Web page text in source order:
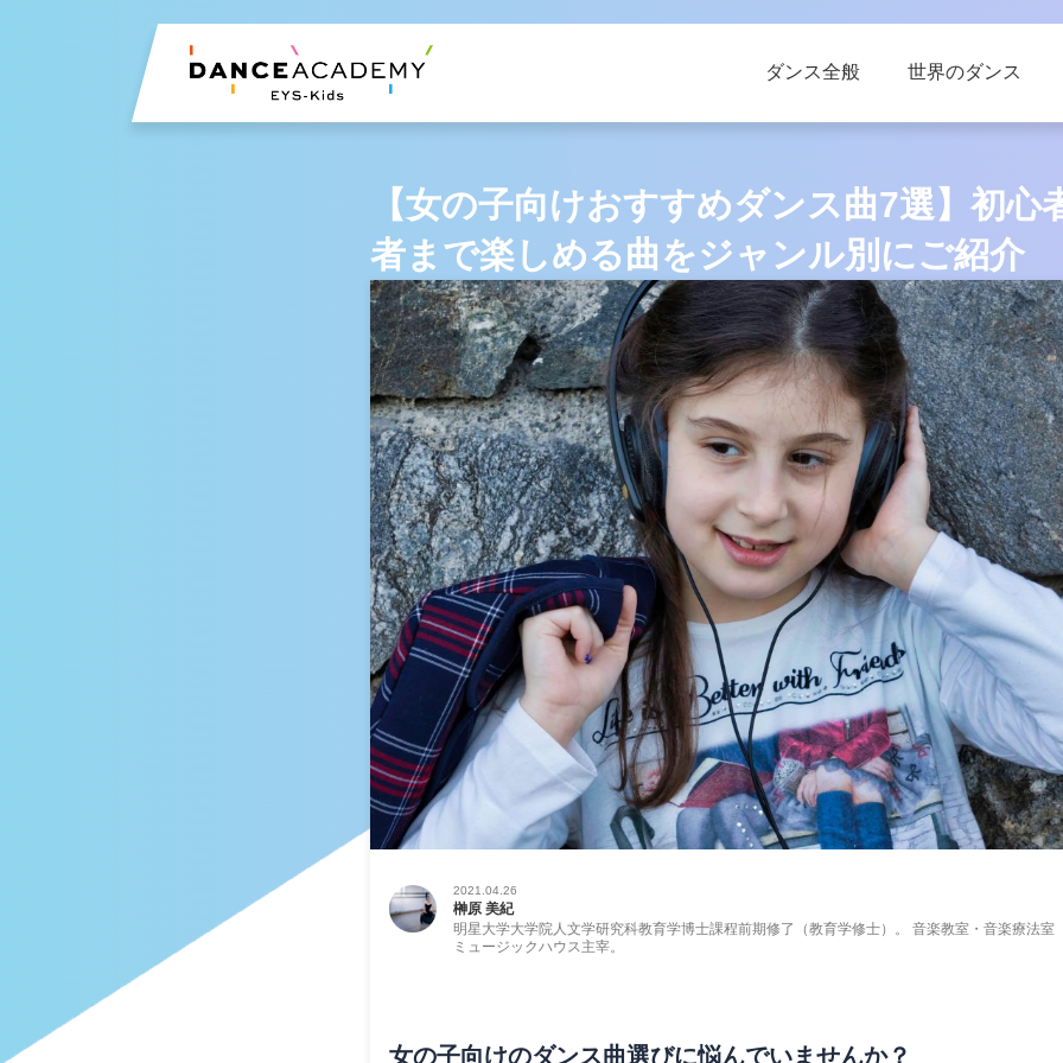
ダンス全般 世界のダンス
【女の子向けおすすめダンス曲7選】初心
者まで楽しめる曲をジャンル別にご紹介
2021.04.26
榊原 美紀
明星大学大学院人文学研究科教育学博士課程前期修了（教育学修士）。 音楽教室・音楽療法
ミュージックハウス主宰。
女の子向けのダンス曲選びに悩んでいませんか？